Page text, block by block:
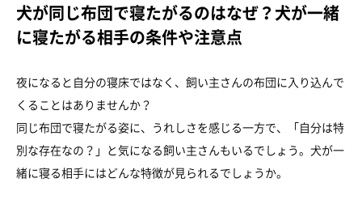
犬が同じ布団で寝たがるのはなぜ？犬が一緒
に寝たがる相手の条件や注意点
夜になると自分の寝床ではなく、飼い主さんの布団に入り込んで
くることはありませんか？
同じ布団で寝たがる姿に、うれしさを感じる一方で、「自分は特
別な存在なの？」と気になる飼い主さんもいるでしょう。犬が一
緒に寝る相手にはどんな特徴が見られるでしょうか。